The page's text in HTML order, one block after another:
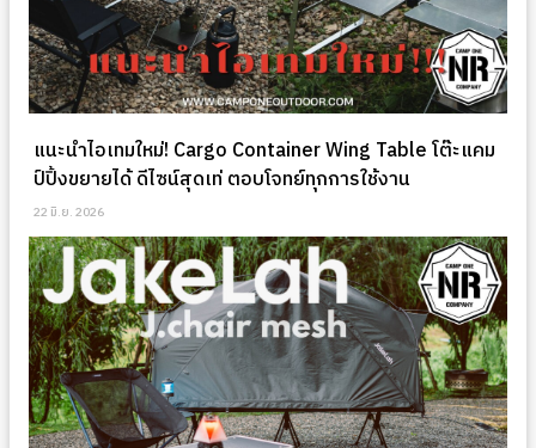
แนะนำไอเทมใหม่! Cargo Container Wing Table โต๊ะแคม
ป์ปิ้งขยายได้ ดีไซน์สุดเท่ ตอบโจทย์ทุกการใช้งาน
22 มิ.ย. 2026